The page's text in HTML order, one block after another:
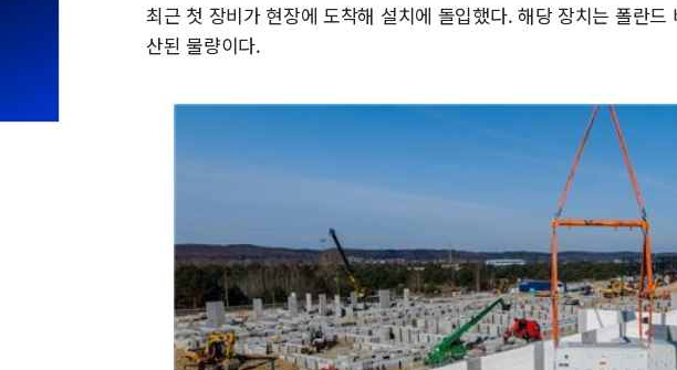
최근 첫 장비가 현장에 도착해 설치에 돌입했다. 해당 장치는 폴란
산된 물량이다.